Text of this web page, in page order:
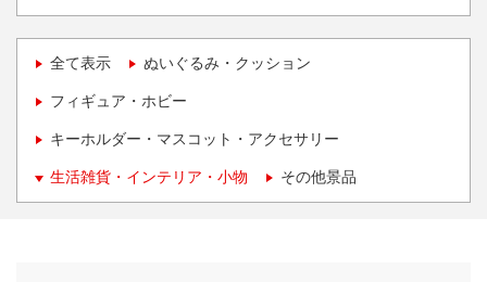
全て表示 ぬいぐるみ・クッション
フィギュア・ホビー
キーホルダー・マスコット・アクセサリー
生活雑貨・インテリア・小物 その他景品